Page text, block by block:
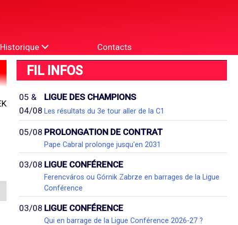
Historique Contacts
FIL INFOS
05 &
04/08
LIGUE DES CHAMPIONS
Les résultats du 3e tour aller de la C1
05/08 PROLONGATION DE CONTRAT
Pape Cabral prolonge jusqu'en 2031
03/08 LIGUE CONFÉRENCE
Ferencváros ou Górnik Zabrze en barrages de la Ligue
Conférence
03/08 LIGUE CONFÉRENCE
Qui en barrage de la Ligue Conférence 2026-27 ?